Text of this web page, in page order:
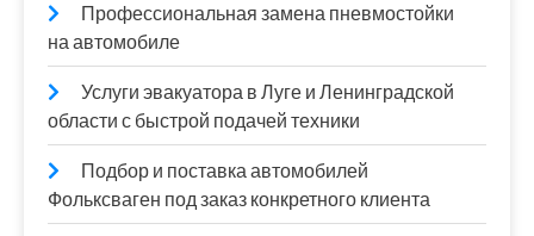
Профессиональная замена пневмостойки
на автомобиле
Услуги эвакуатора в Луге и Ленинградской
области с быстрой подачей техники
Подбор и поставка автомобилей
Фольксваген под заказ конкретного клиента